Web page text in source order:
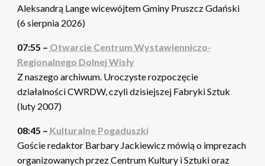
Aleksandrą Lange wicewójtem Gminy Pruszcz Gdański
(6 sierpnia 2026)
07:55 – Otwarcie Centrum Wystawienniczo-
Regionalnego Dolnej Wisły
Z naszego archiwum. Uroczyste rozpoczęcie
działalności CWRDW, czyli dzisiejszej Fabryki Sztuk
(luty 2007)
08:45 – Kulturalne Pogaduszki
Goście redaktor Barbary Jackiewicz mówią o imprezach
organizowanych przez Centrum Kultury i Sztuki oraz